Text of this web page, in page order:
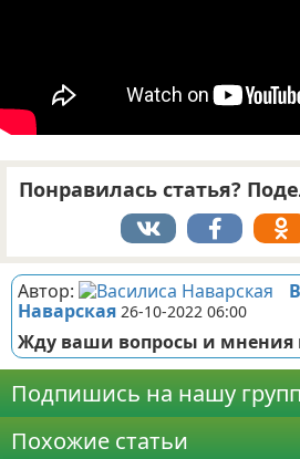
Понравилась статья?
Автор:
Наварская 26-10-2022 06:00
Жду ваши вопросы и мнения
Подпишись на нашу
Похожие статьи